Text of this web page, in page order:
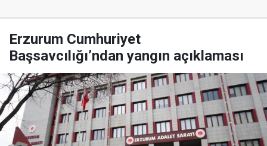
Erzurum Cumhuriyet
Başsavcılığı’ndan yangın açıklaması